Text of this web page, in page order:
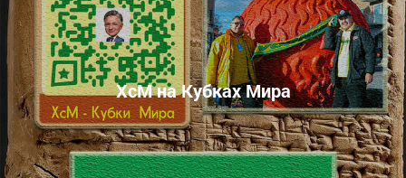
ХсМ на Кубках Мира